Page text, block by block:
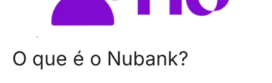
O que é o Nubank?